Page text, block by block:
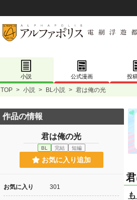
小説 公式漫画 投
TOP > 小説 > BL小説 > 君は俺の光
作品の情報
君は俺の光
BL 完結 短編
お気に入り追加
お気に入り 301